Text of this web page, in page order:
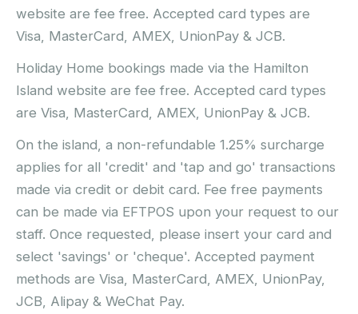
website are fee free. Accepted card types are
Visa, MasterCard, AMEX, UnionPay & JCB.
Holiday Home bookings made via the Hamilton
Island website are fee free. Accepted card types
are Visa, MasterCard, AMEX, UnionPay & JCB.
On the island, a non-refundable 1.25% surcharge
applies for all 'credit' and 'tap and go' transactions
made via credit or debit card. Fee free payments
can be made via EFTPOS upon your request to our
staff. Once requested, please insert your card and
select 'savings' or 'cheque'. Accepted payment
methods are Visa, MasterCard, AMEX, UnionPay,
JCB, Alipay & WeChat Pay.